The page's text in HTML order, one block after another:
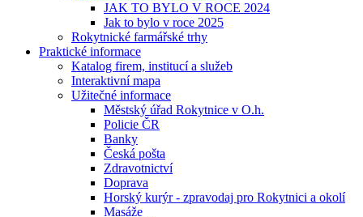
JAK TO BYLO V ROCE 2024
Jak to bylo v roce 2025
Rokytnické farmářské trhy
Praktické informace
Katalog firem, institucí a služeb
Interaktivní mapa
Užitečné informace
Městský úřad Rokytnice v O.h.
Policie ČR
Banky
Česká pošta
Zdravotnictví
Doprava
Horský kurýr - zpravodaj pro Rokytnici a okolí
Masáže